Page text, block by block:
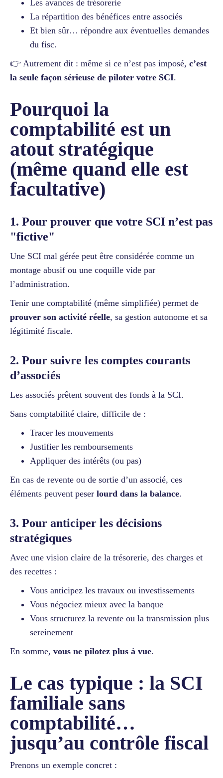
Les avances de trésorerie
La répartition des bénéfices entre associés
Et bien sûr… répondre aux éventuelles demandes
du fisc.
👉 Autrement dit : même si ce n’est pas imposé, c’est
la seule façon sérieuse de piloter votre SCI.
Pourquoi la
comptabilité est un
atout stratégique
(même quand elle est
facultative)
1. Pour prouver que votre SCI n’est pas
"fictive"
Une SCI mal gérée peut être considérée comme un
montage abusif ou une coquille vide par
l’administration.
Tenir une comptabilité (même simplifiée) permet de
prouver son activité réelle, sa gestion autonome et sa
légitimité fiscale.
2. Pour suivre les comptes courants
d’associés
Les associés prêtent souvent des fonds à la SCI.
Sans comptabilité claire, difficile de :
Tracer les mouvements
Justifier les remboursements
Appliquer des intérêts (ou pas)
En cas de revente ou de sortie d’un associé, ces
éléments peuvent peser lourd dans la balance.
3. Pour anticiper les décisions
stratégiques
Avec une vision claire de la trésorerie, des charges et
des recettes :
Vous anticipez les travaux ou investissements
Vous négociez mieux avec la banque
Vous structurez la revente ou la transmission plus
sereinement
En somme, vous ne pilotez plus à vue.
Le cas typique : la SCI
familiale sans
comptabilité…
jusqu’au contrôle fiscal
Prenons un exemple concret :